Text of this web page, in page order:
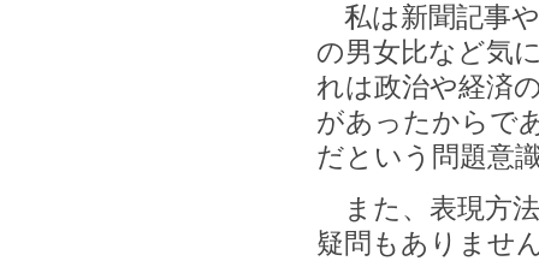
私は新聞記事
の男女比など気
れは政治や経済
があったからで
だという問題意
また、表現方
疑問もありませ